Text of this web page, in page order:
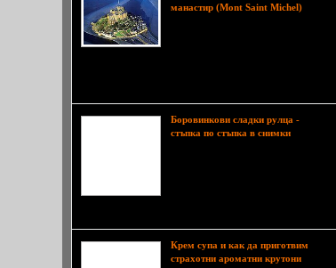
манастир (Mont Saint Michel)Мон
Боровинкови сладки рулца -
стъпка по стъпка в снимкиТя
Крем супа и как да приготвим
страхотни ароматни крутониНа